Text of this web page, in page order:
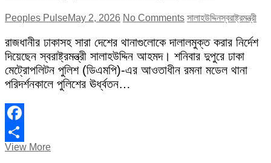
Peoples PulseMay 2, 2026 No Comments সালাহউদ্দিনস্বরাষ্ট্রমন্ত্রী
রাজধানীর ঢাকাসহ সারা দেশের থানাগুলোকে দালালমুক্ত করার নির্দেশ
দিয়েছেন স্বরাষ্ট্রমন্ত্রী সালাহউদ্দিন আহমদ। শনিবার দুপুরে ঢাকা
মেট্রোপলিটন পুলিশ (ডিএমপি)-এর আওতাধীন রমনা মডেল থানা
পরিদর্শনকালে পুলিশের ঊর্ধ্বতন…
Facebook
Share
View Moreথানা